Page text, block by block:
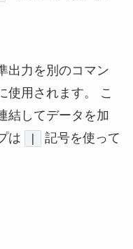
出力を別のコマン
使用されます。 こ
結してデータを加
は
|
記号を使って